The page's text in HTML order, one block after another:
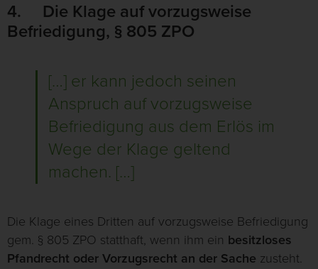
4. Die Klage auf vorzugsweise
Befriedigung, § 805 ZPO
[…] er kann jedoch seinen
Anspruch auf vorzugsweise
Befriedigung aus dem Erlös im
Wege der Klage geltend
machen. […]
Die Klage eines Dritten auf vorzugsweise Befriedigung
gem. § 805 ZPO statthaft, wenn ihm ein besitzloses
Pfandrecht oder Vorzugsrecht an der Sache zusteht.